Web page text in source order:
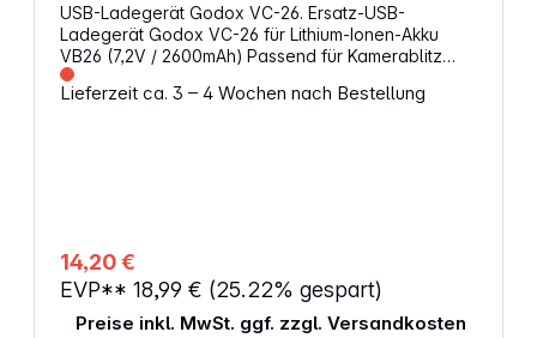
USB-Ladegerät Godox VC-26. Ersatz-USB-
Ladegerät Godox VC-26 für Lithium-Ionen-Akku
VB26 (7,2V / 2600mAh) Passend für Kamerablitz
Lieferzeit ca. 3 – 4 Wochen nach Bestellung
14,20 €
EVP** 18,99 € (25.22% gespart)
Preise inkl. MwSt. ggf. zzgl. Versandkosten